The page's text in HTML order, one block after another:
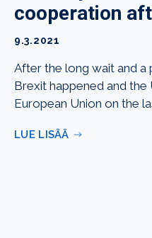
cooperation
9.3.2021
After the long wait and a
Brexit happened and
European Union on the
LUE LISÄÄ